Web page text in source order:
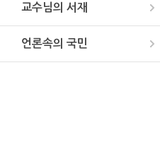
교수님의 서재
언론속의 국민